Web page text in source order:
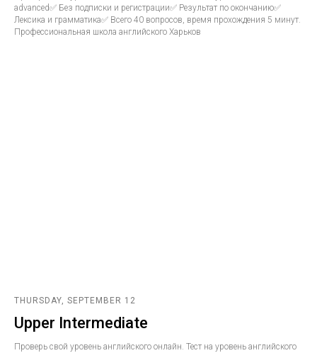
advanced✅ Без подписки и регистрации✅ Результат по окончанию✅
Лексика и грамматика✅ Всего 40 вопросов, время прохождения 5 минут.
Профессиональная школа английского Харьков
THURSDAY, SEPTEMBER 12
Upper Intermediate
Проверь свой уровень английского онлайн. Тест на уровень английского